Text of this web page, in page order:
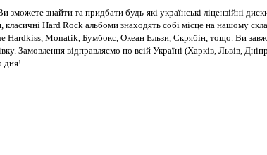
знайти та придбати будь-які українські ліцензійні
класичні Hard Rock альбоми знаходять собі місце на нашому
Hardkiss, Monatik, Бумбокс, Океан Ельзи, Скрябін, тощо. Ви
Замовлення відправляємо по всій Україні (Харків, Львів,
дня!